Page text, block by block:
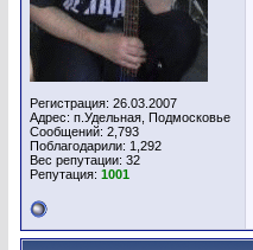
Регистрация: 26.03.2007
Адрес: п.Удельная, Подмосковье
Сообщений: 2,793
Поблагодарили: 1,292
Вес репутации: 32
Репутация: 1001